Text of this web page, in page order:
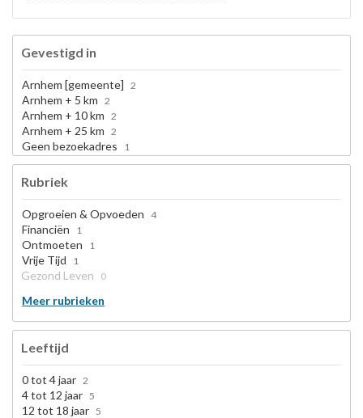
Gevestigd in
Arnhem [gemeente] 2
Arnhem + 5 km 2
Arnhem + 10 km 2
Arnhem + 25 km 2
Geen bezoekadres 1
Rubriek
Opgroeien & Opvoeden 4
Financiën 1
Ontmoeten 1
Vrije Tijd 1
Gezond Leven 0
Meer rubrieken
Leeftijd
0 tot 4 jaar 2
4 tot 12 jaar 5
12 tot 18 jaar 5